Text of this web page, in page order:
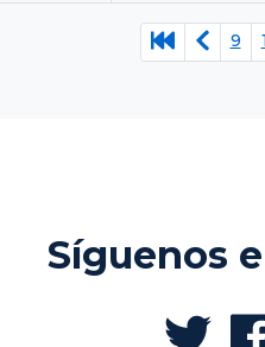
9
Síguenos